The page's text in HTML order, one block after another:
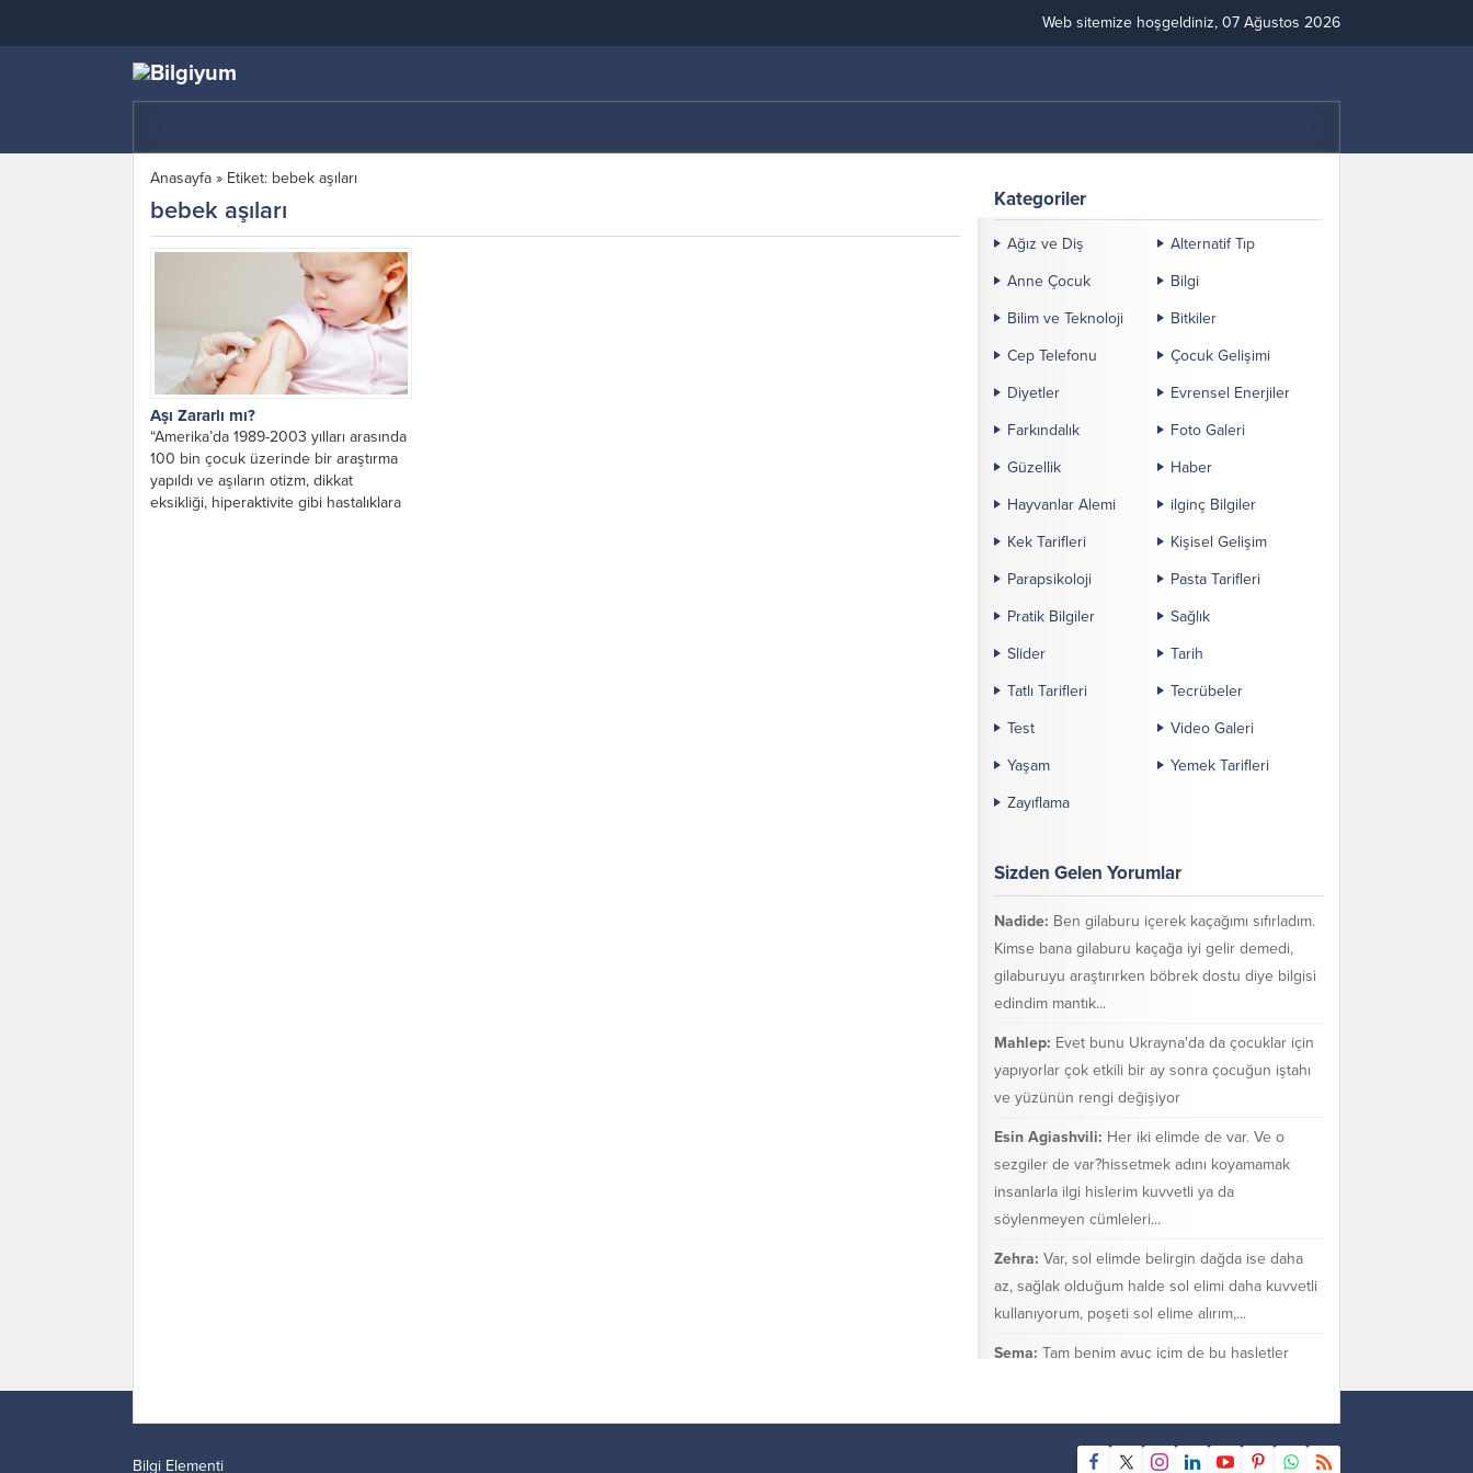
Web sitemize hoşgeldiniz, 07 Ağustos 2026
Anasayfa » Etiket: bebek aşıları
bebek aşıları
Aşı Zararlı mı?
“Amerika’da 1989-2003 yılları arasında
100 bin çocuk üzerinde bir araştırma
yapıldı ve aşıların otizm, dikkat
eksikliği, hiperaktivite gibi hastalıklara
Kategoriler
Ağız ve Diş
Alternatif Tıp
Anne Çocuk
Bilgi
Bilim ve Teknoloji
Bitkiler
Cep Telefonu
Çocuk Gelişimi
Diyetler
Evrensel Enerjiler
Farkındalık
Foto Galeri
Güzellik
Haber
Hayvanlar Alemi
ilginç Bilgiler
Kek Tarifleri
Kişisel Gelişim
Parapsikoloji
Pasta Tarifleri
Pratik Bilgiler
Sağlık
Slider
Tarih
Tatlı Tarifleri
Tecrübeler
Test
Video Galeri
Yaşam
Yemek Tarifleri
Zayıflama
Sizden Gelen Yorumlar
Nadide: Ben gilaburu içerek kaçağımı sıfırladım.
Kimse bana gilaburu kaçağa iyi gelir demedi,
gilaburuyu araştırırken böbrek dostu diye bilgisi
edindim mantık...
Mahlep: Evet bunu Ukrayna'da da çocuklar için
yapıyorlar çok etkili bir ay sonra çocuğun iştahı
ve yüzünün rengi değişiyor
Esin Agiashvili: Her iki elimde de var. Ve o
sezgiler de var?hissetmek adını koyamamak
insanlarla ilgi hislerim kuvvetli ya da
söylenmeyen cümleleri...
Zehra: Var, sol elimde belirgin dağda ise daha
az, sağlak olduğum halde sol elimi daha kuvvetli
kullanıyorum, poşeti sol elime alırım,...
Sema: Tam benim avuç içim de bu hasletler
Bilgi Elementi